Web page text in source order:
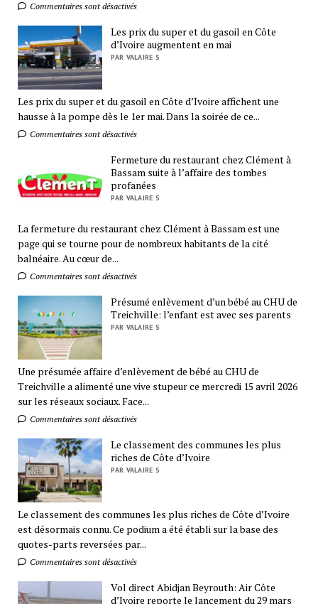
Commentaires sont désactivés
Les prix du super et du gasoil en Côte
d’Ivoire augmentent en mai
PAR VALAIRE S
Les prix du super et du gasoil en Côte d’Ivoire affichent une
hausse à la pompe dès le 1er mai. Dans la soirée de ce...
Commentaires sont désactivés
Fermeture du restaurant chez Clément à
Bassam suite à l’affaire des tombes
profanées
PAR VALAIRE S
La fermeture du restaurant chez Clément à Bassam est une
page qui se tourne pour de nombreux habitants de la cité
balnéaire. Au cœur de...
Commentaires sont désactivés
Présumé enlèvement d’un bébé au CHU de
Treichville: l’enfant est avec ses parents
PAR VALAIRE S
Une présumée affaire d’enlèvement de bébé au CHU de
Treichville a alimenté une vive stupeur ce mercredi 15 avril 2026
sur les réseaux sociaux. Face...
Commentaires sont désactivés
Le classement des communes les plus
riches de Côte d’Ivoire
PAR VALAIRE S
Le classement des communes les plus riches de Côte d’Ivoire
est désormais connu. Ce podium a été établi sur la base des
quotes-parts reversées par...
Commentaires sont désactivés
Vol direct Abidjan Beyrouth: Air Côte
d’Ivoire reporte le lancement du 29 mars